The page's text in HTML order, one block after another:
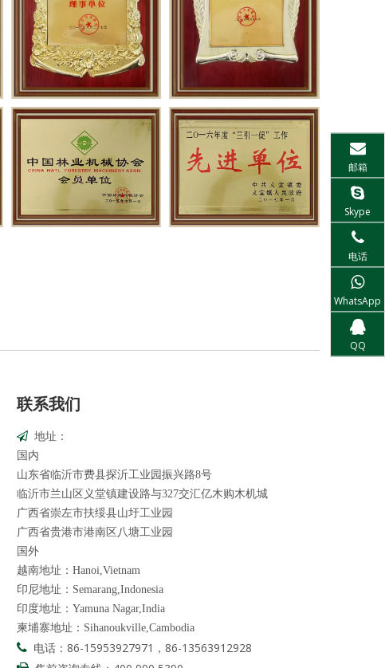
联系我们
 地址：
国内
山东省临沂市费县探沂工业园振兴路8号
临沂市兰山区义堂镇建设路与327交汇亿木购木机城
广西省崇左市扶绥县山圩工业园
广西省贵港市港南区八塘工业园
国外
越南地址：Hanoi,Vietnam
印尼地址：Semarang,Indonesia
印度地址：Yamuna Nagar,India
柬埔寨地址：Sihanoukville,Cambodia
 电话：86-15953927971，86-13563912928
邮箱
Skype
电话
WhatsApp
QQ